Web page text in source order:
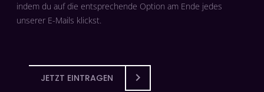
indem du auf die entsprechende Option am Ende jedes
unserer E-Mails klickst.
JETZT EINTRAGEN